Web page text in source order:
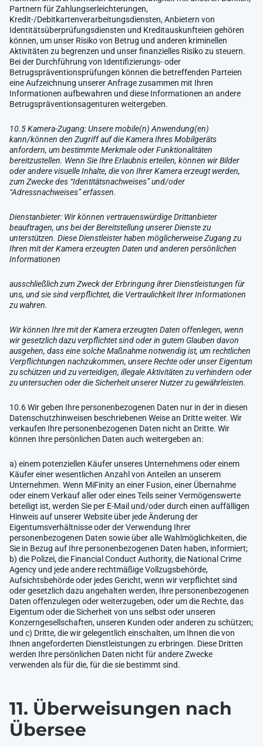
Partnern für Zahlungserleichterungen,
Kredit-/Debitkartenverarbeitungsdiensten, Anbietern von
Identitätsüberprüfungsdiensten und Kreditauskunfteien gehören
können, um unser Risiko von Betrug und anderen kriminellen
Aktivitäten zu begrenzen und unser finanzielles Risiko zu steuern.
Bei der Durchführung von Identifizierungs- oder
Betrugspräventionsprüfungen können die betreffenden Parteien
eine Aufzeichnung unserer Anfrage zusammen mit Ihren
Informationen aufbewahren und diese Informationen an andere
Betrugspräventionsagenturen weitergeben.
10.5 Kamera-Zugang: Unsere mobile(n) Anwendung(en)
kann/können den Zugriff auf die Kamera Ihres Mobilgeräts
anfordern, um bestimmte Merkmale oder Funktionalitäten
bereitzustellen. Wenn Sie Ihre Erlaubnis erteilen, können wir Bilder
oder andere visuelle Inhalte, die von Ihrer Kamera erzeugt werden,
zum Zwecke des “Identitätsnachweises” und/oder
“Adressnachweises” erfassen.
Dienstanbieter: Wir können vertrauenswürdige Drittanbieter
beauftragen, uns bei der Bereitstellung unserer Dienste zu
unterstützen. Diese Dienstleister haben möglicherweise Zugang zu
Ihren mit der Kamera erzeugten Daten und anderen persönlichen
Informationen
ausschließlich zum Zweck der Erbringung ihrer Dienstleistungen für
uns, und sie sind verpflichtet, die Vertraulichkeit Ihrer Informationen
zu wahren.
Wir können Ihre mit der Kamera erzeugten Daten offenlegen, wenn
wir gesetzlich dazu verpflichtet sind oder in gutem Glauben davon
ausgehen, dass eine solche Maßnahme notwendig ist, um rechtlichen
Verpflichtungen nachzukommen, unsere Rechte oder unser Eigentum
zu schützen und zu verteidigen, illegale Aktivitäten zu verhindern oder
zu untersuchen oder die Sicherheit unserer Nutzer zu gewährleisten.
10.6 Wir geben Ihre personenbezogenen Daten nur in der in diesen
Datenschutzhinweisen beschriebenen Weise an Dritte weiter. Wir
verkaufen Ihre personenbezogenen Daten nicht an Dritte. Wir
können Ihre persönlichen Daten auch weitergeben an:
a) einem potenziellen Käufer unseres Unternehmens oder einem
Käufer einer wesentlichen Anzahl von Anteilen an unserem
Unternehmen. Wenn MiFinity an einer Fusion, einer Übernahme
oder einem Verkauf aller oder eines Teils seiner Vermögenswerte
beteiligt ist, werden Sie per E-Mail und/oder durch einen auffälligen
Hinweis auf unserer Website über jede Änderung der
Eigentumsverhältnisse oder der Verwendung Ihrer
personenbezogenen Daten sowie über alle Wahlmöglichkeiten, die
Sie in Bezug auf Ihre personenbezogenen Daten haben, informiert;
b) die Polizei, die Financial Conduct Authority, die National Crime
Agency und jede andere rechtmäßige Vollzugsbehörde,
Aufsichtsbehörde oder jedes Gericht, wenn wir verpflichtet sind
oder gesetzlich dazu angehalten werden, Ihre personenbezogenen
Daten offenzulegen oder weiterzugeben, oder um die Rechte, das
Eigentum oder die Sicherheit von uns selbst oder unseren
Konzerngesellschaften, unseren Kunden oder anderen zu schützen;
und c) Dritte, die wir gelegentlich einschalten, um Ihnen die von
Ihnen angeforderten Dienstleistungen zu erbringen. Diese Dritten
werden Ihre persönlichen Daten nicht für andere Zwecke
verwenden als für die, für die sie bestimmt sind.
11. Überweisungen nach
Übersee